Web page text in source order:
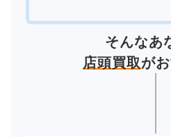
そんなあ
店頭買取が